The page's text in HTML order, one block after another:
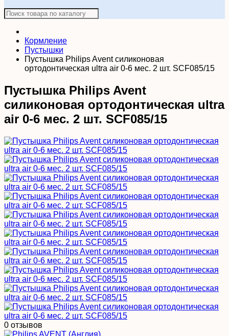
Кормление
Пустышки
Пустышка Philips Avent силиконовая
ортодонтическая ultra air 0-6 мес. 2 шт. SCF085/15
Пустышка Philips Avent
силиконовая ортодонтическая ultra
air 0-6 мес. 2 шт. SCF085/15
0 отзывов